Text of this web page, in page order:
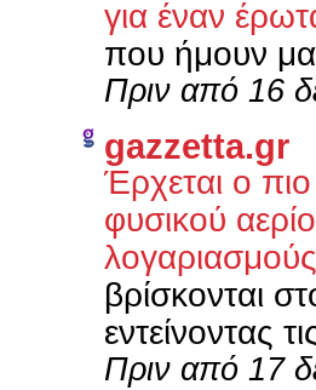
για έναν
που ήμουν
Πριν από 16
gazzetta.gr
Έρχεται ο
φυσικού
λογαριασμούς
βρίσκονται
εντείνοντας
Πριν από 17